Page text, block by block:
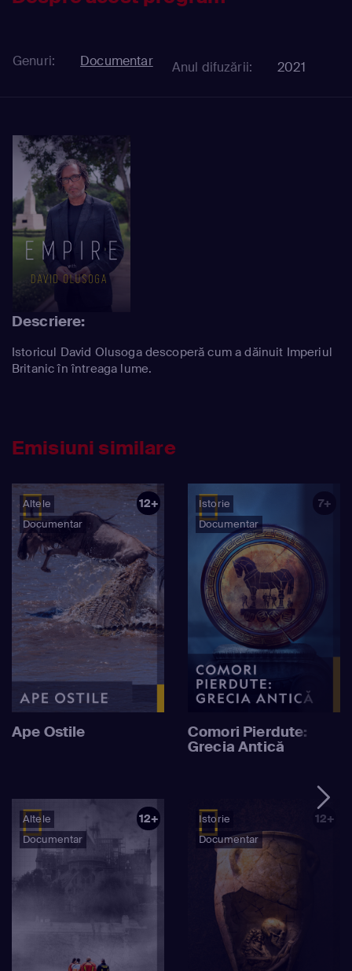
Genuri: Documentar Anul difuzării: 2021
Descriere:
Istoricul David Olusoga descoperă cum a dăinuit Imperiul
Britanic în întreaga lume.
Emisiuni similare
Altele
Documentar
12+
Ape Ostile
Istorie
Documentar
7+
Comori Pierdute:
Grecia Antică
Altele
Documentar
12+
Istorie
Documentar
12+